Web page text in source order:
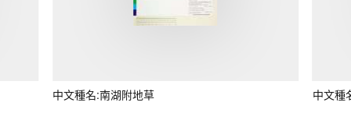
中文種名:南湖附地草 中文種